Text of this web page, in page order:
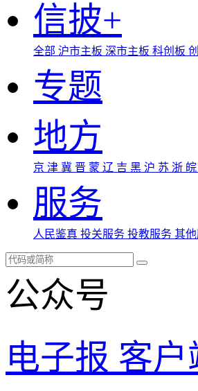
信披+
全部 沪市主板 深市主板 科创板
专题
地方
京 津 冀 晋 蒙 辽 吉 黑 沪 苏 浙 皖
服务
人民鉴真 投关服务 投教服务 其
公众号
电子报 客户